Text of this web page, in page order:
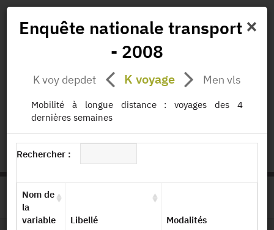
Missions
status.io EN
ACCUEIL > PAGE PRODUIT
×
Enquête nationale transport
- 2008
K voy depdet K voyage Men vls
Mobilité à longue distance : voyages des 4
dernières semaines
Rechercher :
Nom de
la
variable
Libellé Modalités